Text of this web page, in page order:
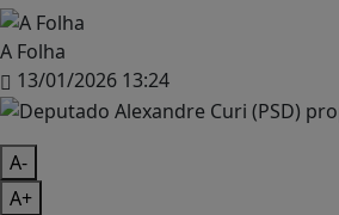
A Folha
13/01/2026 13:24
A-
A+